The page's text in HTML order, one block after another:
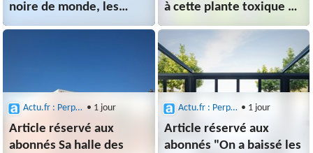
noire de monde, les
vacanciers semblent
à cette plante toxique de
nouveau signalée dans
les Pyrénées
Actu.fr : Perpignan • 1 jour
Article réservé aux
abonnés Sa halle des
Actu.fr : Perpignan • 1 jour
Article réservé aux
abonnés "On a baissé les